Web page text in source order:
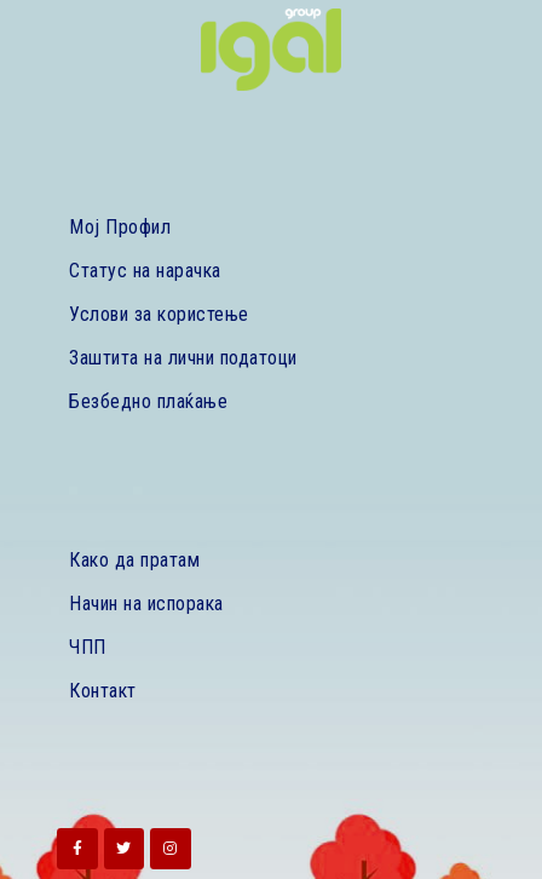
Мој Профил
Статус на нарачка
Услови за користење
Заштита на лични податоци
Безбедно плаќање
Како да пратам
Начин на испорака
ЧПП
Контакт